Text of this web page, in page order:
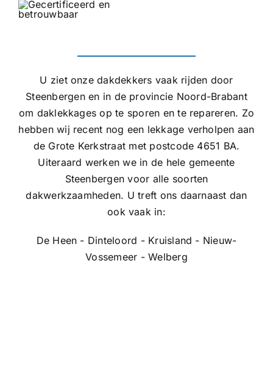
U ziet onze dakdekkers vaak rijden door
Steenbergen en in de provincie Noord-Brabant
om daklekkages op te sporen en te repareren. Zo
hebben wij recent nog een lekkage verholpen aan
de Grote Kerkstraat met postcode 4651 BA.
Uiteraard werken we in de hele gemeente
Steenbergen voor alle soorten
dakwerkzaamheden. U treft ons daarnaast dan
ook vaak in:
De Heen - Dinteloord - Kruisland - Nieuw-
Vossemeer - Welberg